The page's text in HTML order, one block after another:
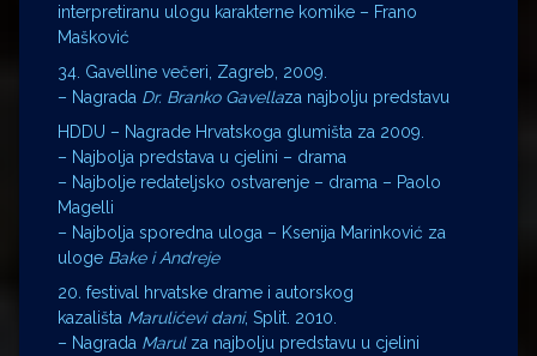
interpretiranu ulogu karakterne komike – Frano
Mašković
34. Gavelline večeri, Zagreb, 2009.
– Nagrada Dr. Branko Gavellaza najbolju predstavu
HDDU – Nagrade Hrvatskoga glumišta za 2009.
– Najbolja predstava u cjelini – drama
– Najbolje redateljsko ostvarenje – drama – Paolo
Magelli
– Najbolja sporedna uloga – Ksenija Marinković za
uloge Bake i Andreje
20. festival hrvatske drame i autorskog
kazališta Marulićevi dani, Split. 2010.
– Nagrada Marul za najbolju predstavu u cjelini